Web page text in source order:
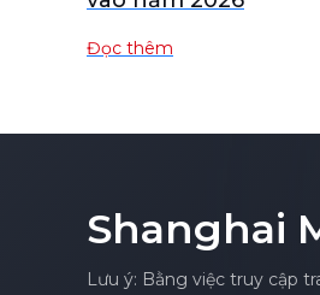
Đọc thêm
Shanghai
Lưu ý: Bằng việc truy cập